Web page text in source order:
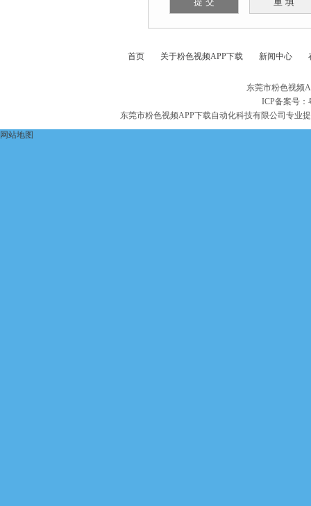
首页 关于粉色视频APP下载 新闻中心
东莞市粉色视频
ICP备案号：
东莞市粉色视频APP下载自动化科技有限公司专业
网站地图